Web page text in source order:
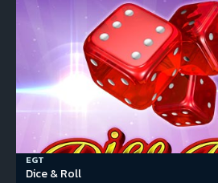
EGT
Dice & Roll